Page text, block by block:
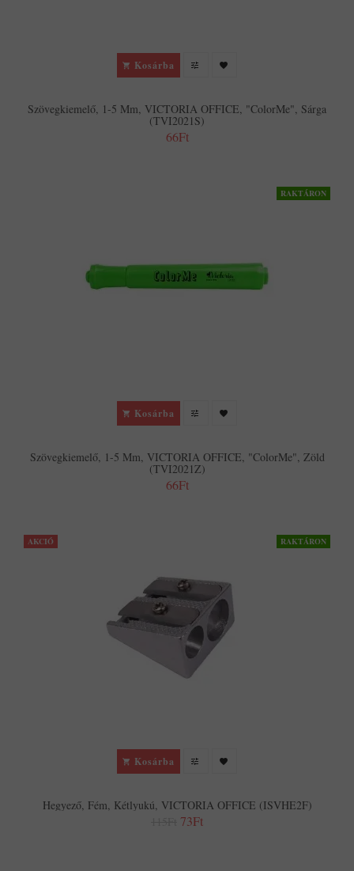
Kosárba
Szövegkiemelő, 1-5 Mm, VICTORIA OFFICE, "ColorMe", Sárga
(TVI2021S)
66Ft
RAKTÁRON
Kosárba
Szövegkiemelő, 1-5 Mm, VICTORIA OFFICE, "ColorMe", Zöld
(TVI2021Z)
66Ft
AKCIÓ RAKTÁRON
Kosárba
Hegyező, Fém, Kétlyukú, VICTORIA OFFICE (ISVHE2F)
73Ft